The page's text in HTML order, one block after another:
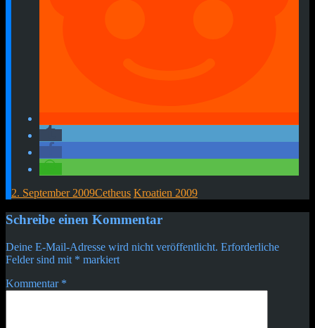
2. September 2009Cetheus Kroatien 2009
Beitragsnavigation
Schreibe einen Kommentar
Deine E-Mail-Adresse wird nicht veröffentlicht. Erforderliche
Felder sind mit * markiert
Kommentar *